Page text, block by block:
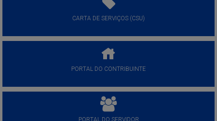
CARTA DE SERVIÇOS (CSU)
PORTAL DO CONTRIBUINTE